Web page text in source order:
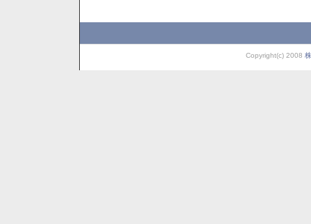
Copyright(c) 2008